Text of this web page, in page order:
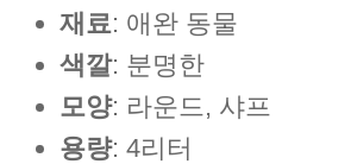
재료: 애완 동물
색깔: 분명한
모양: 라운드, 샤프
용량: 4리터